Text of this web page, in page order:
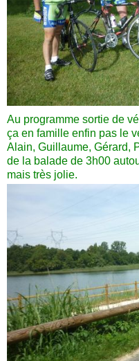
Au programme sortie de
ça en famille enfin pas le
Alain, Guillaume, Gérard,
de la balade de 3h00
mais très jolie.